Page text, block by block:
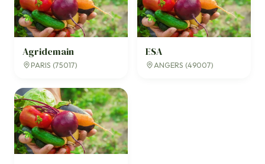
Agridemain
PARIS (75017)
ESA
ANGERS (49007)